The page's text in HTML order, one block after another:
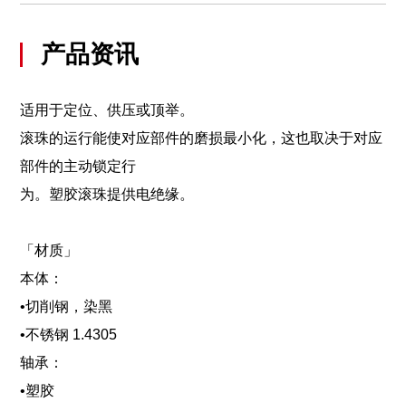
产品资讯
适用于定位、供压或顶举。
滚珠的运行能使对应部件的磨损最小化，这也取决于对应
部件的主动锁定行
为。塑胶滚珠提供电绝缘。
「材质」
本体：
•切削钢，染黑
•不锈钢 1.4305
轴承：
•塑胶